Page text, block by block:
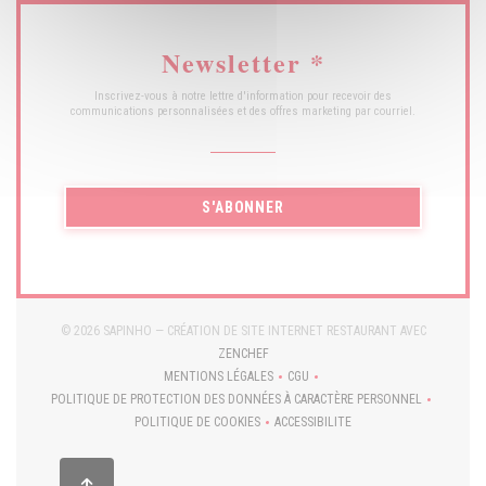
Newsletter *
Inscrivez-vous à notre lettre d'information pour recevoir des
communications personnalisées et des offres marketing par courriel.
S'ABONNER
© 2026 SAPINHO — CRÉATION DE SITE INTERNET RESTAURANT AVEC
ZENCHEF((OUVRE UNE NOUVELLE FENÊTRE))
MENTIONS LÉGALES
CGU
POLITIQUE DE PROTECTION DES DONNÉES À CARACTÈRE PERSONNEL
POLITIQUE DE COOKIES
ACCESSIBILITE